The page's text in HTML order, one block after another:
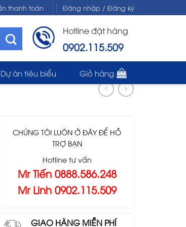
thanh toán Đăng nhập / Đăng ký
Hotline đặt hàng
0902.115.509
Dự án tiêu biểu Giỏ hàng
CHÚNG TÔI LUÔN Ở ĐÂY ĐỂ HỖ
TRỢ BẠN
Hotline tư vấn
Mr Tiến 0888.586.248
Mr Linh 0902.115.509
GIAO HÀNG MIỄN PHÍ